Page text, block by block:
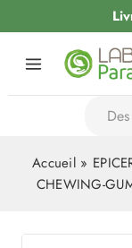
Accueil »
CHEWING-